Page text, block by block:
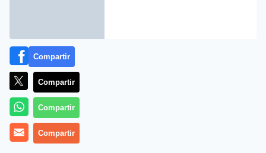
Compartir
Compartir
Compartir
Compartir